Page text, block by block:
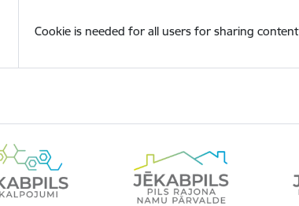
Cookie is needed for all users for sharing content